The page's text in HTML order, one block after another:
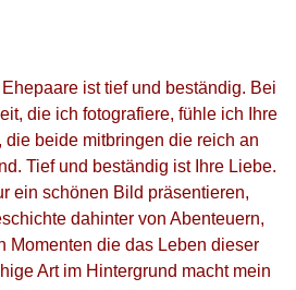
ist tief und beständig. Bei
die ich fotografiere, fühle ich Ihre
die beide mitbringen die reich an
Tief und beständig ist Ihre Liebe.
ein schönen Bild präsentieren,
dahinter von Abenteuern,
Momenten die das Leben dieser
Art im Hintergrund macht mein